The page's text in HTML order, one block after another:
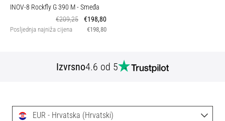
INOV-8 Rockfly G 390 M- Smeđa
€209,25
€198,80
Posljednja najniža cijena €198,80
Izvrsno4.6 od 5
EUR - Hrvatska (Hrvatski)